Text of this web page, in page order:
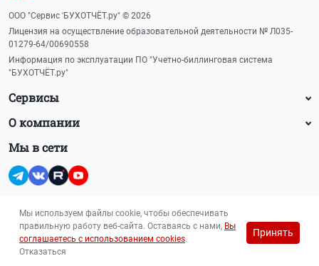
ООО "Сервис 'БУХОТЧЁТ.ру" © 2026
Лицензия на осуществление образовательной деятельности № Л035-
01279-64/00690558
Информация по эксплуатации ПО "Учетно-биллинговая система
"БУХОТЧЁТ.ру"
Сервисы
О компании
Мы в сети
Для лиц 16+
Прайс-лист на рекламу (PDF, 145 Кб)
Мы используем файлы cookie, чтобы обеспечивать
правильную работу веб-сайта. Оставаясь с нами, Вы
соглашаетесь с использованием cookies.
Отказаться
Принять